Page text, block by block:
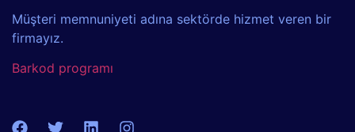
Müşteri memnuniyeti adına sektörde hizmet veren bir
firmayız.
Barkod programı